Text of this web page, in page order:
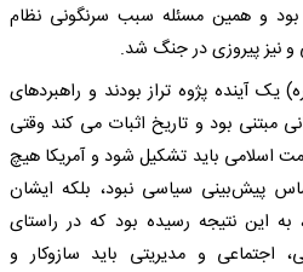
و همین مسئله سبب سرنگونی نظام
و نیز پیروزی در جنگ شد.
یک آینده‌ پژوه تراز بودند و راهبردهای
مبتنی بود و تاریخ اثبات می کند وقتی
اسلامی باید تشکیل شود و آمریکا هیچ
پیش‌بینی سیاسی نبود، بلکه ایشان
این نتیجه رسیده بود که در راستای
اجتماعی و مدیریتی باید سازوکار و